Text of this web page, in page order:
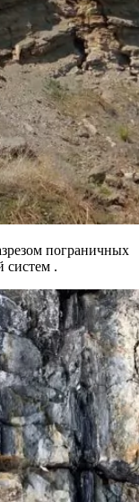
пограничных
систем .